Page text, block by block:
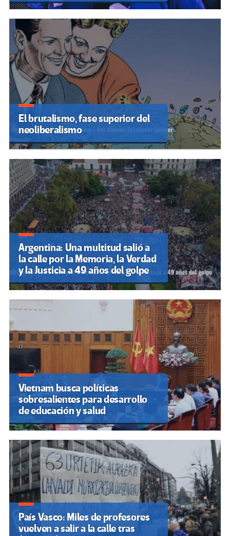
El brutalismo, fase superior del
neoliberalismo
Argentina: Una multitud salió a
la calle por la Memoria, la Verdad
y la Justicia a 49 años del golpe
Vietnam busca políticas
sobresalientes para desarrollo
de educación y salud
País Vasco: Miles de profesores
vuelven a salir a la calle tras